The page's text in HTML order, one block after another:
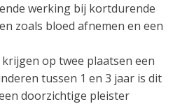
werking bij kortdurende
zoals bloed afnemen en een
op twee plaatsen een
tussen 1 en 3 jaar is dit
doorzichtige pleister